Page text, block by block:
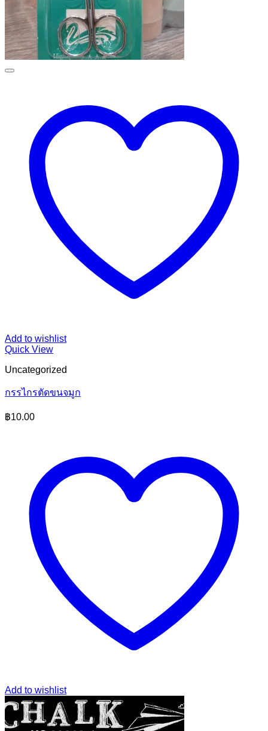
Add to wishlist
Quick View
Uncategorized
กรรไกรตัดขนจมูก
฿10.00
Add to wishlist